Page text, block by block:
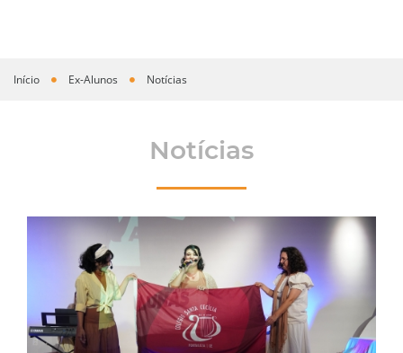
Você está aqui
Início Ex-Alunos Notícias
Notícias